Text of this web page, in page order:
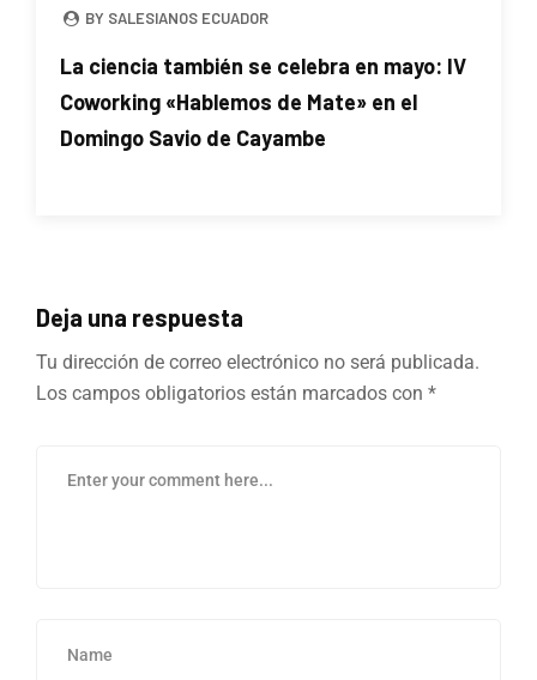
BY SALESIANOS ECUADOR
La ciencia también se celebra en mayo: IV
Coworking «Hablemos de Mate» en el
Domingo Savio de Cayambe
Deja una respuesta
Tu dirección de correo electrónico no será publicada.
Los campos obligatorios están marcados con *